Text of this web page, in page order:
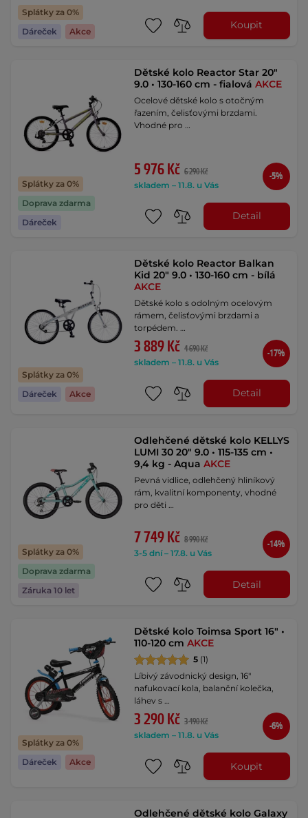
Splátky za 0%
Dáreček
Akce Koupit
Splátky za 0%
Doprava zdarma
Dáreček
Dětské kolo Reactor Star 20"
9.0 • 130-160 cm - fialováAKCE
Ocelové dětské kolo s otočným
řazením, čelisťovými brzdami.
Vhodné pro …
5 976 Kč 6 290 Kč
skladem – 11.8. u Vás
-5%
Detail
Splátky za 0%
Dáreček
Akce
Dětské kolo Reactor Balkan
Kid 20" 9.0 • 130-160 cm - bílá
AKCE
Dětské kolo s odolným ocelovým
rámem, čelisťovými brzdami a
torpédem. …
3 889 Kč 4 690 Kč
skladem – 11.8. u Vás
-17%
Detail
Splátky za 0%
Doprava zdarma
Záruka 10 let
Odlehčené dětské kolo KELLYS
LUMI 30 20" 9.0 • 115-135 cm •
9,4 kg - AquaAKCE
Pevná vidlice, odlehčený hliníkový
rám, kvalitní komponenty, vhodné
pro děti …
7 749 Kč 8 990 Kč
3-5 dní – 17.8. u Vás
-14%
Detail
Splátky za 0%
Dáreček
Akce
Dětské kolo Toimsa Sport 16" •
110-120 cmAKCE
5 (1)
Líbivý závodnický design, 16"
nafukovací kola, balanční kolečka,
láhev s …
3 290 Kč 3 490 Kč
skladem – 11.8. u Vás
-6%
Koupit
Odlehčené dětské kolo Galaxy